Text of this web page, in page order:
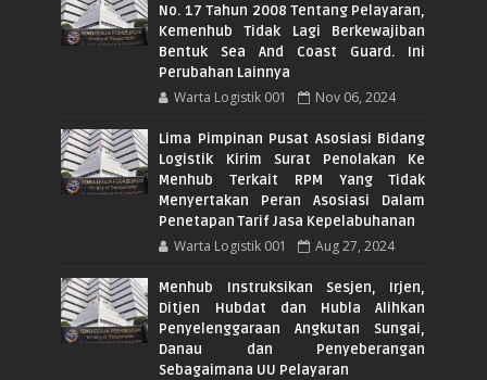
No. 17 Tahun 2008 Tentang Pelayaran,
Kemenhub Tidak Lagi Berkewajiban
Bentuk Sea And Coast Guard. Ini
Perubahan Lainnya
Warta Logistik 001 Nov 06, 2024
Lima Pimpinan Pusat Asosiasi Bidang
Logistik Kirim Surat Penolakan Ke
Menhub Terkait RPM Yang Tidak
Menyertakan Peran Asosiasi Dalam
Penetapan Tarif Jasa Kepelabuhanan
Warta Logistik 001 Aug 27, 2024
Menhub Instruksikan Sesjen, Irjen,
Ditjen Hubdat dan Hubla Alihkan
Penyelenggaraan Angkutan Sungai,
Danau dan Penyeberangan
Sebagaimana UU Pelayaran